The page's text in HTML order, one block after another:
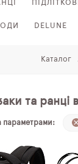
DELUNE
Каталог
та ранці
параметрами: